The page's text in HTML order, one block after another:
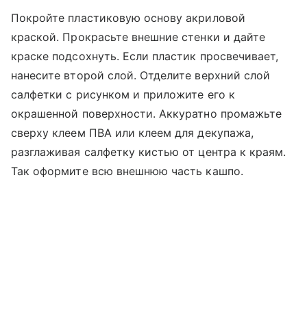
Покройте пластиковую основу акриловой
краской. Прокрасьте внешние стенки и дайте
краске подсохнуть. Если пластик просвечивает,
нанесите второй слой. Отделите верхний слой
салфетки с рисунком и приложите его к
окрашенной поверхности. Аккуратно промажьте
сверху клеем ПВА или клеем для декупажа,
разглаживая салфетку кистью от центра к краям.
Так оформите всю внешнюю часть кашпо.